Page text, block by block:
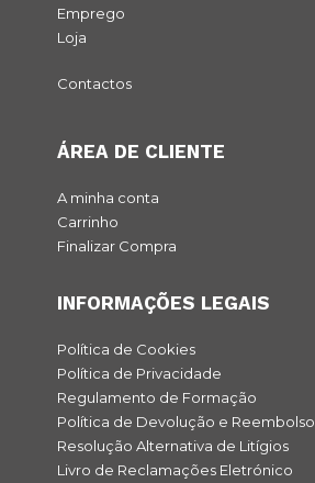
Emprego
Loja
Contactos
ÁREA DE CLIENTE
A minha conta
Carrinho
Finalizar Compra
INFORMAÇÕES LEGAIS
Política de Cookies
Política de Privacidade
Regulamento de Formação
Política de Devolução e Reembolso
Resolução Alternativa de Litígios
Livro de Reclamações Eletrónico